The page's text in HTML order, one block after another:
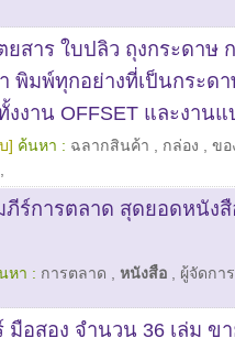
สาร ใบปลิว ถุงกระดาษ
พิมพ์ทุกอย่างที่เป็นกระด
งงาน OFFSET และงาน
] ค้นหา : ฉลากสินค้า กล่อง
ขอ
ร์การตลาด สุดยอดหนังสื
หา : การตลาด หนังสือ
ผู้จัดการ
อสอง จำนวน 36 เล่ม ข